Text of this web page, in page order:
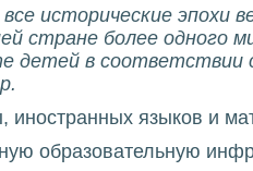
исторические эпохи
стране более одного
детей в соответствии
иностранных языков и
образовательную